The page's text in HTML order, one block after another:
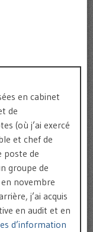
en cabinet
de
(où j’ai exercé
et chef de
poste de
groupe de
novembre
j’ai acquis
en audit et en
d’information